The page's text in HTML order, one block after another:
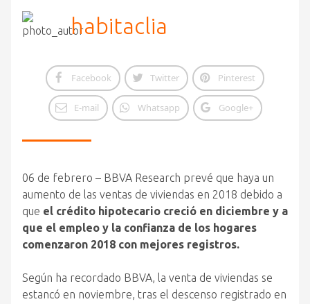
habitaclia
Facebook Twitter Pinterest
E-mail Whatsapp Google+
06 de febrero – BBVA Research prevé que haya un
aumento de las ventas de viviendas en 2018 debido a
que el crédito hipotecario creció en diciembre y a
que el empleo y la confianza de los hogares
comenzaron 2018 con mejores registros.
Según ha recordado BBVA, la venta de viviendas se
estancó en noviembre, tras el descenso registrado en